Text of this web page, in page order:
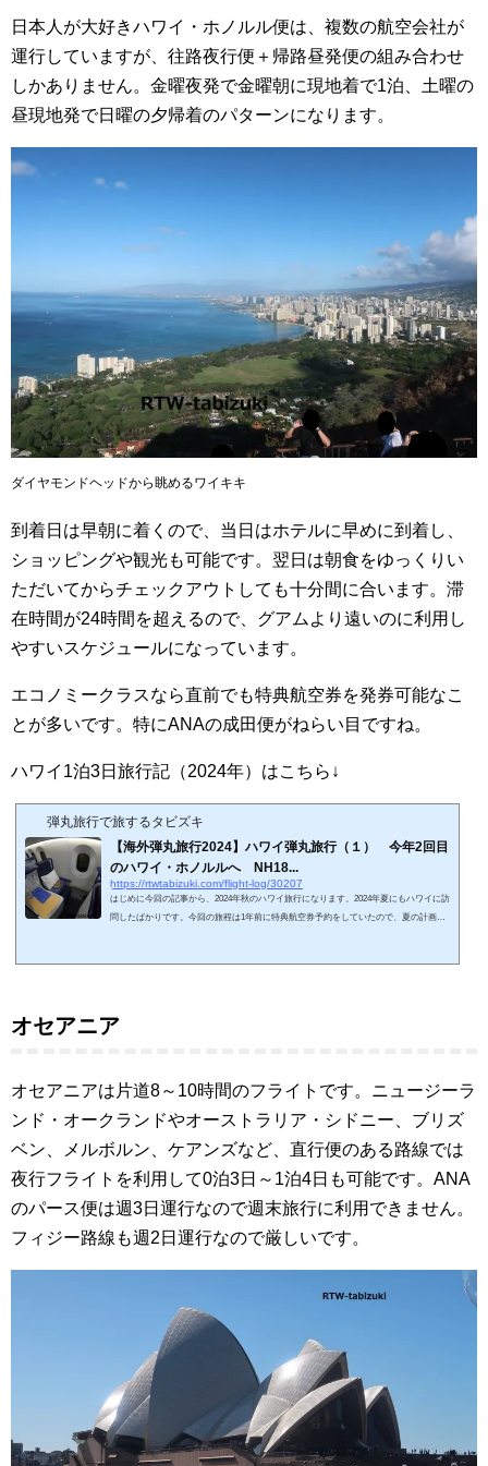
日本人が大好きハワイ・ホノルル便は、複数の航空会社が
運行していますが、往路夜行便＋帰路昼発便の組み合わせ
しかありません。金曜夜発で金曜朝に現地着で1泊、土曜の
昼現地発で日曜の夕帰着のパターンになります。
ダイヤモンドヘッドから眺めるワイキキ
到着日は早朝に着くので、当日はホテルに早めに到着し、
ショッピングや観光も可能です。翌日は朝食をゆっくりい
ただいてからチェックアウトしても十分間に合います。滞
在時間が24時間を超えるので、グアムより遠いのに利用し
やすいスケジュールになっています。
エコノミークラスなら直前でも特典航空券を発券可能なこ
とが多いです。特にANAの成田便がねらい目ですね。
ハワイ1泊3日旅行記（2024年）はこちら↓
弾丸旅行で旅するタビズキ
【海外弾丸旅行2024】ハワイ弾丸旅行（１） 今年2回目
のハワイ・ホノルルへ NH18...
https://rtwtabizuki.com/flight-log/30207
はじめに今回の記事から、2024年秋のハワイ旅行になります。2024年夏にもハワイに訪
問したばかりです。今回の旅程は1年前に特典航空券予約をしていたので、夏の計画の
オセアニア
オセアニアは片道8～10時間のフライトです。ニュージーラ
ンド・オークランドやオーストラリア・シドニー、ブリズ
ベン、メルボルン、ケアンズなど、直行便のある路線では
夜行フライトを利用して0泊3日～1泊4日も可能です。ANA
のパース便は週3日運行なので週末旅行に利用できません。
フィジー路線も週2日運行なので厳しいです。